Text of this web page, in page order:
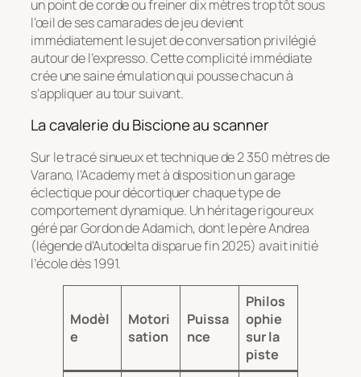
un point de corde ou freiner dix mètres trop tôt sous
l’œil de ses camarades de jeu devient
immédiatement le sujet de conversation privilégié
autour de l’expresso. Cette complicité immédiate
crée une saine émulation qui pousse chacun à
s’appliquer au tour suivant.
La cavalerie du Biscione au scanner
Sur le tracé sinueux et technique de 2 350 mètres de
Varano, l’Academy met à disposition un garage
éclectique pour décortiquer chaque type de
comportement dynamique. Un héritage rigoureux
géré par Gordon de Adamich, dont le père Andrea
(légende d’Autodelta disparue fin 2025) avait initié
l’école dès 1991.
Modèl
e
Motori
sation
Puissa
nce
Philos
ophie
sur la
piste